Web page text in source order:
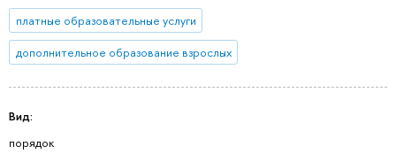
платные образовательные услуги
дополнительное образование взрослых
Вид:
порядок